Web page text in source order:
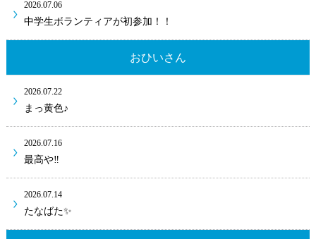
2026.07.06
中学生ボランティアが初参加！！
おひいさん
2026.07.22
まっ黄色♪
2026.07.16
最高や‼
2026.07.14
たなばた✨